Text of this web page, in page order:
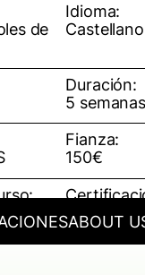
ABOUT
de
Idioma:
Castellano
Duración:
5 semanas
Fianza:
150€
de
OFF
propio)